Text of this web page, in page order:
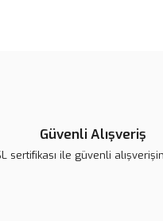
Güvenli Alışveriş
sertifikası ile güvenli alışverişin